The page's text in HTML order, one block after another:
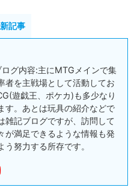
記事
グ内容:主にMTGメインで集
者を主戦場として活動してお
遊戯王、ポケカ)も多少なり
す。あとは玩具の紹介などで
雑記ブログですが、訪問して
が満足できるような情報も発
う努力する所存です。